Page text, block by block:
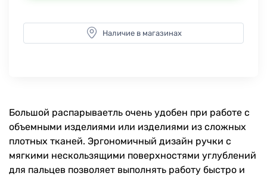
Наличие в магазинах
Большой распарываетль очень удобен при работе с
объемными изделиями или изделиями из сложных
плотных тканей. Эргономичный дизайн ручки с
мягкими нескользящими поверхностями углублений
для пальцев позволяет выполнять работу быстро и